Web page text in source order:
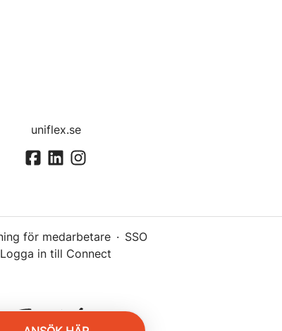
uniflex.se
för medarbetare · SSO
Logga in till Connect